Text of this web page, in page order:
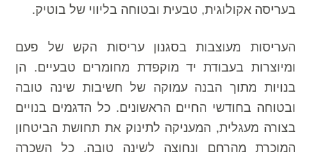
עריסה יד2
אקססוריז
הבלוג
אודות shushu
צרי קשר
בעריסה אקולוגית, טבעית ובטוחה בליווי של בוטיק.
העריסות מעוצבות בסגנון עריסות הקש של פעם
ומיוצרות בעבודת יד מוקפדת מחומרים טבעיים. הן
בנויות מתוך הבנה עמוקה של חשיבות שינה טובה
ובטוחה בחודשי החיים הראשונים. כל הדגמים בנויים
בצורה מעגלית, המעניקה לתינוק את תחושת הביטחון
המוכרת מהרחם ונחוצה לשינה טובה. כל השכרה